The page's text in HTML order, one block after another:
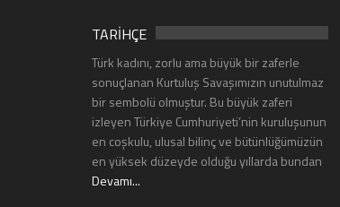
TARİHÇE
Türk kadını, zorlu ama büyük bir zaferle
sonuçlanan Kurtuluş Savaşımızın unutulmaz
bir sembolü olmuştur. Bu büyük zaferi
izleyen Türkiye Cumhuriyeti’nin kuruluşunun
en coşkulu, ulusal bilinç ve bütünlüğümüzün
en yüksek düzeyde olduğu yıllarda bundan
Devamı...